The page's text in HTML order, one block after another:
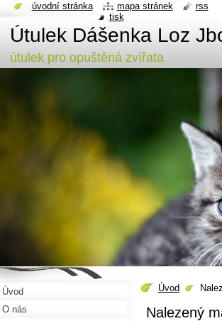
Útulek Dášenka Loz
útulek pro opuštěná zvířata
Úvod
Nalezený
Úvod
O nás
úvodní stránka mapa stránek
rss
tisk